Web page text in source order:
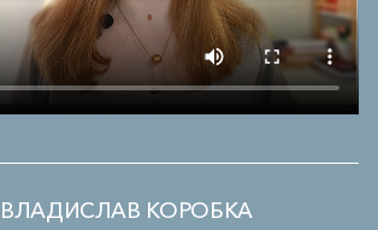
ВЛАДИСЛАВ КОРОБКА